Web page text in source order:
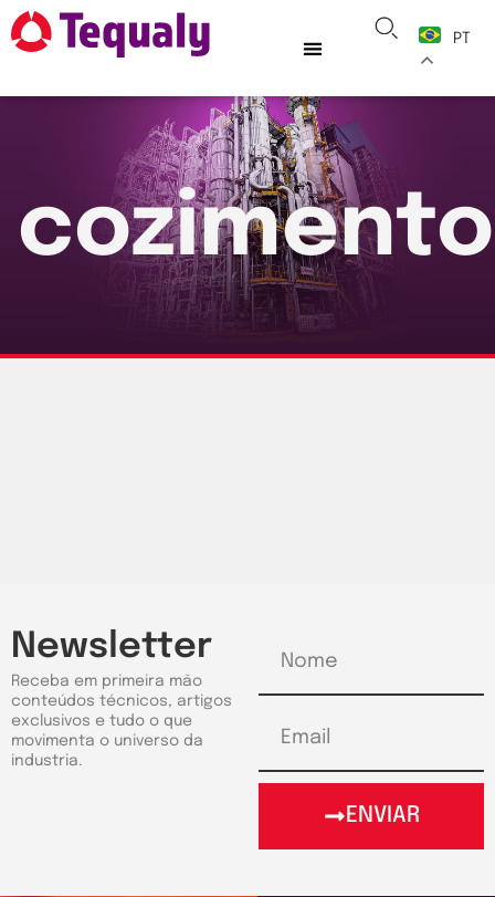
PT
cozimento
Newsletter
Receba em primeira mão
conteúdos técnicos, artigos
exclusivos e tudo o que
movimenta o universo da
industria.
ENVIAR